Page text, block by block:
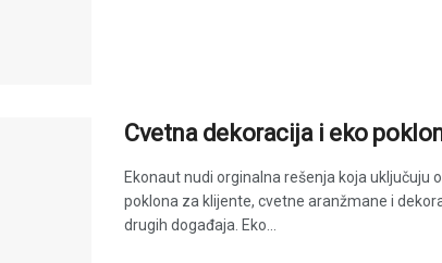
Cvetna dekoracija i eko
Ekonaut nudi orginalna rešenja koja uključuju
poklona za klijente, cvetne aranžmane i
drugih događaja. Eko...